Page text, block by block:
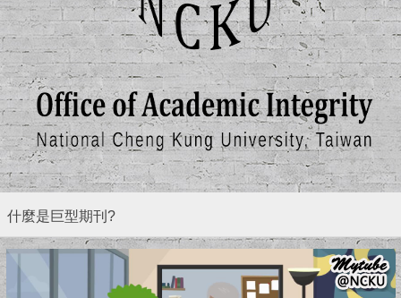
什麼是巨型期刊?